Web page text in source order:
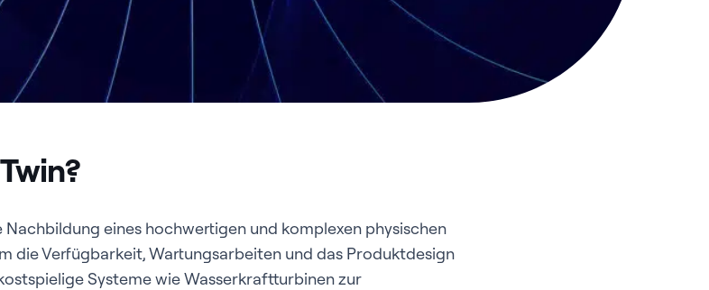
Nachbildung eines hochwertigen und komplexen physischen
die Verfügbarkeit, Wartungsarbeiten und das Produktdesign
Systeme wie Wasserkraftturbinen zur